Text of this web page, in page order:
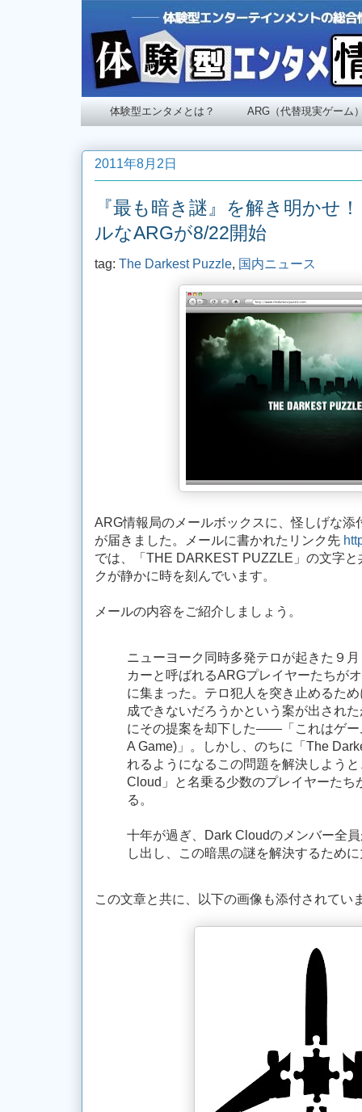
体験型エンタメとは？ ARG（代替現実ゲーム
2011年8月2日
『最も暗き謎』を解き明かせ
ルなARGが8/22開始
tag: The Darkest Puzzle, 国内ニュース
ARG情報局のメールボックスに、怪しげな添
が届きました。メールに書かれたリンク先
では、「THE DARKEST PUZZLE」の文字
クが静かに時を刻んでいます。
メールの内容をご紹介しましょう。
ニューヨーク同時多発テロが起きた９
カーと呼ばれるARGプレイヤーたちが
に集まった。テロ犯人を突き止めるた
成できないだろうかという案が出され
にその提案を却下した——「これはゲー
A Game)」。しかし、のちに「The
れるようになるこの問題を解決しよう
Cloud」と名乗る少数のプレイヤーたち
る。
十年が過ぎ、Dark Cloudのメンバー全
し出し、この暗黒の謎を解決するため
この文章と共に、以下の画像も添付されてい